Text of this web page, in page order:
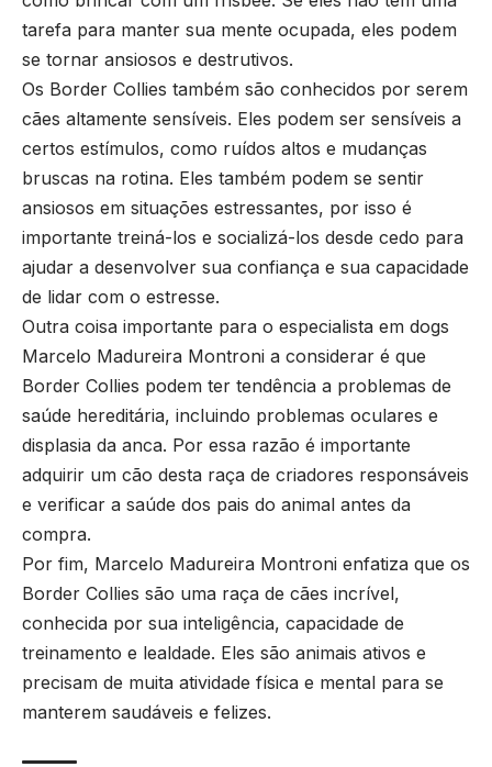
tarefa para manter sua mente ocupada, eles podem
se tornar ansiosos e destrutivos.
Os Border Collies também são conhecidos por serem
cães altamente sensíveis. Eles podem ser sensíveis a
certos estímulos, como ruídos altos e mudanças
bruscas na rotina. Eles também podem se sentir
ansiosos em situações estressantes, por isso é
importante treiná-los e socializá-los desde cedo para
ajudar a desenvolver sua confiança e sua capacidade
de lidar com o estresse.
Outra coisa importante para o especialista em dogs
Marcelo Madureira Montroni a considerar é que
Border Collies podem ter tendência a problemas de
saúde hereditária, incluindo problemas oculares e
displasia da anca. Por essa razão é importante
adquirir um cão desta raça de criadores responsáveis
​​e verificar a saúde dos pais do animal antes da
compra.
Por fim, Marcelo Madureira Montroni enfatiza que os
Border Collies são uma raça de cães incrível,
conhecida por sua inteligência, capacidade de
treinamento e lealdade. Eles são animais ativos e
precisam de muita atividade física e mental para se
manterem saudáveis ​​e felizes.